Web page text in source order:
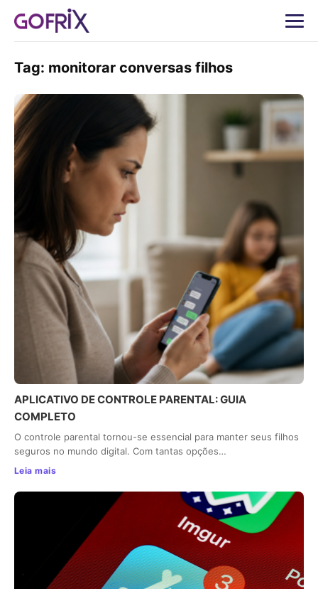
Tag: monitorar conversas filhos
APLICATIVO DE CONTROLE PARENTAL: GUIA
COMPLETO
O controle parental tornou-se essencial para manter seus filhos
seguros no mundo digital. Com tantas opções…
Leia mais